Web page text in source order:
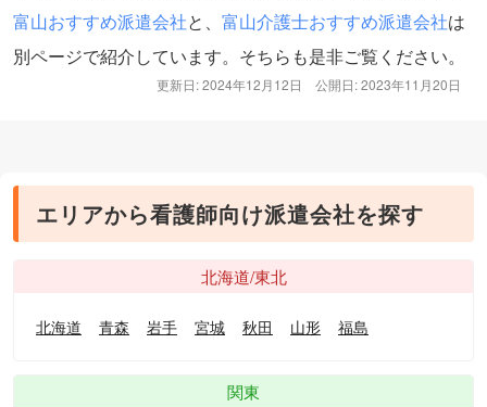
富山おすすめ派遣会社と、 富山介護士おすすめ派遣会社は
別ページで紹介しています。そちらも是非ご覧ください。
更新日: 2024年12月12日 公開日: 2023年11月20日
エリアから看護師向け派遣会社を探す
北海道/東北
北海道 青森 岩手 宮城 秋田 山形 福島
関東